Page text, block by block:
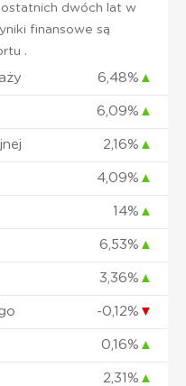
dwóch lat w
finansowe są
.
6,48% ▲
6,09% ▲
2,16% ▲
4,09% ▲
14% ▲
6,53% ▲
3,36% ▲
-0,12% ▼
0,16% ▲
2,31% ▲